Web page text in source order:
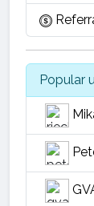
Popular